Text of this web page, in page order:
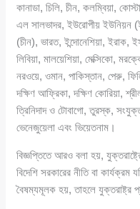
কানাডা, চিলি, চীন, কলম্বিয়া,
এল সালভাদর, ইউরোপীয় ইউনিয়ন
(চীন), ভারত, ইন্দোনেশিয়া, ইরাক,
লিবিয়া, মালয়েশিয়া, মেক্সিকো,
নরওয়ে, ওমান, পাকিস্তান, পেরু,
দক্ষিণ আফ্রিকা, দক্ষিণ কোরিয়া,
ত্রিনিদাদ ও টোবাগো, তুরস্ক,
ভেনেজুয়েলা এবং ভিয়েতনাম।
বিজ্ঞপ্তিতে আরও বলা হয়,
বিদেশি সরকারের নীতি বা
বৈষম্যমূলক হয়, তাহলে যুক্তরাষ্ট্র